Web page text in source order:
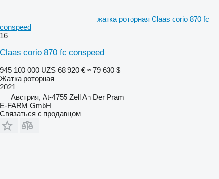
жатка роторная Claas corio 870 fc
conspeed
16
Claas corio 870 fc conspeed
945 100 000 UZS 68 920 € ≈ 79 630 $
Жатка роторная
2021
Австрия, At-4755 Zell An Der Pram
E-FARM GmbH
Связаться с продавцом